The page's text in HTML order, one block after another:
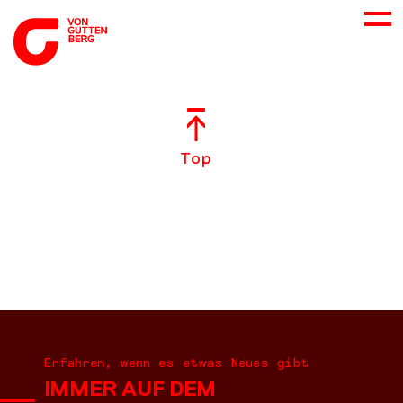
Top
Erfahren, wenn es etwas Neues gibt
IMMER AUF DEM